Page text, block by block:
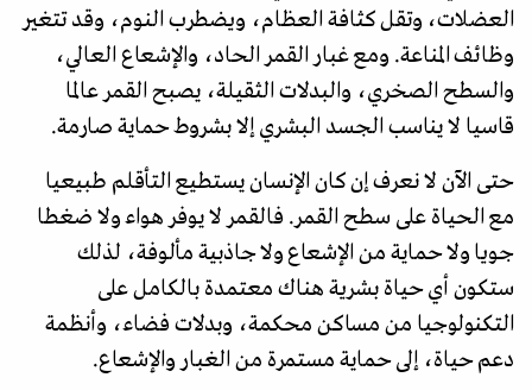
العضلات، وتقل كثافة العظام، ويضطرب النوم، وقد تتغير
وظائف المناعة. ومع غبار القمر الحاد، والإشعاع العالي،
والسطح الصخري، والبدلات الثقيلة، يصبح القمر عالما
قاسيا لا يناسب الجسد البشري إلا بشروط حماية صارمة.
حتى الآن لا نعرف إن كان الإنسان يستطيع التأقلم طبيعيا
مع الحياة على سطح القمر. فالقمر لا يوفر هواء ولا ضغطا
جويا ولا حماية من الإشعاع ولا جاذبية مألوفة، لذلك
ستكون أي حياة بشرية هناك معتمدة بالكامل على
التكنولوجيا من مساكن محكمة، وبدلات فضاء، وأنظمة
دعم حياة، إلى حماية مستمرة من الغبار والإشعاع.